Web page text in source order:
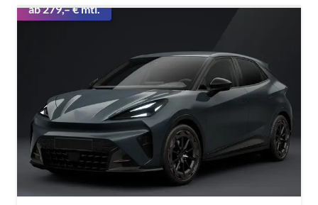
ab 279,– € mtl.